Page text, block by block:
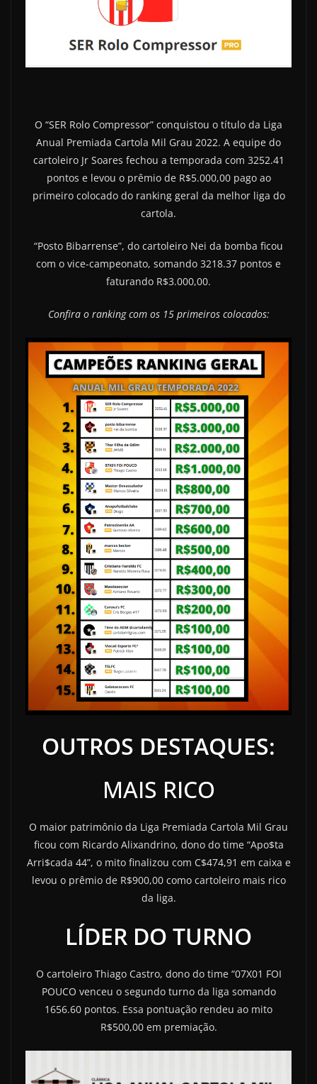
O “SER Rolo Compressor” conquistou o título da Liga
Anual Premiada Cartola Mil Grau 2022. A equipe do
cartoleiro Jr Soares fechou a temporada com 3252.41
pontos e levou o prêmio de R$5.000,00 pago ao
primeiro colocado do ranking geral da melhor liga do
cartola.
“Posto Bibarrense”, do cartoleiro Nei da bomba ficou
com o vice-campeonato, somando 3218.37 pontos e
faturando R$3.000,00.
Confira o ranking com os 15 primeiros colocados:
OUTROS DESTAQUES:
MAIS RICO
O maior patrimônio da Liga Premiada Cartola Mil Grau
ficou com Ricardo Alixandrino, dono do time “Apo$ta
Arri$cada 44”, o mito finalizou com C$474,91 em caixa e
levou o prêmio de R$900,00 como cartoleiro mais rico
da liga.
LÍDER DO TURNO
O cartoleiro Thiago Castro, dono do time “07X01 FOI
POUCO venceu o segundo turno da liga somando
1656.60 pontos. Essa pontuação rendeu ao mito
R$500,00 em premiação.